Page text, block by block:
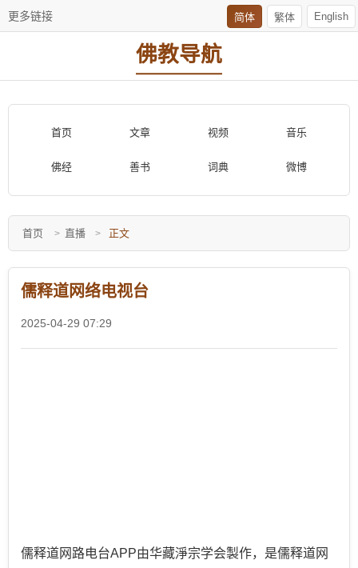
更多链接 简体 繁体 English
佛教导航
首页 文章 视频 音乐
佛经 善书 词典 微博
首页 直播 正文
儒释道网络电视台
2025-04-29 07:29
儒释道网路电台APP由华藏淨宗学会製作，是儒释道网